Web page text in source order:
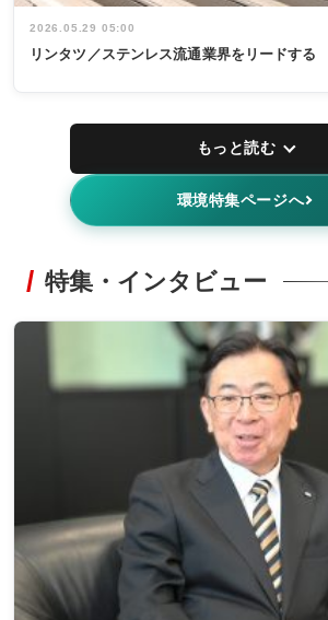
2026.05.29 05:00
リンタツ／ステンレス流通業界をリードする
もっと読む
環境特集ページへ
特集・インタビュー